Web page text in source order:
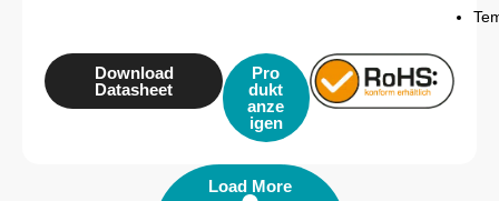
Pro
dukt
anze
igen
Download
Datasheet
Load More